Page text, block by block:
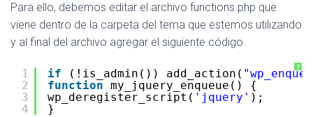
Para ello, debemos editar el archivo functions.php que
viene dentro de la carpeta del tema que estemos utilizando
y al final del archivo agregar el siguiente código.
?
1
2
3
4
if (!is_admin()) add_action(
function my_jquery_enqueue() {
wp_deregister_script( 'jquery' );
}